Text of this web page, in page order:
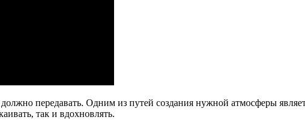
передавать. Одним из путей создания нужной атмосферы
так и вдохновлять.